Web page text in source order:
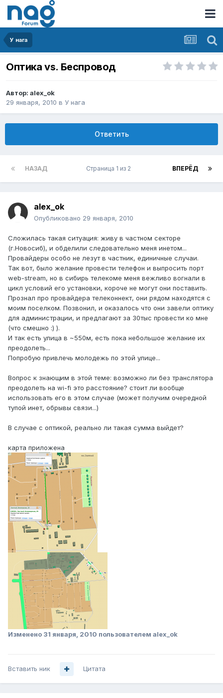
У нага
Оптика vs. Беспровод
Автор: alex_ok
29 января, 2010 в У нага
Ответить
НАЗАД ВПЕРЁД
Страница 1 из 2
alex_ok
Опубликовано 29 января, 2010
Сложилась такая ситуация: живу в частном секторе
(г.Новосиб), и обделили следовательно меня инетом...
Провайдеры особо не лезут в частник, единичные случаи.
Так вот, было желание провести телефон и выпросить порт
web-stream, но в сибирь телекоме меня вежливо вогнали в
цикл условий его установки, короче не могут они поставить.
Прознал про провайдера телеконнект, они рядом находятся с
моим поселком. Позвонил, и оказалось что они завели оптику
для администрации, и предлагают за 30тыс провести ко мне
(что смешно :) ).
И так есть улица в ~550м, есть пока небольшое желание их
преодолеть...
Попробую привлечь молодежь по этой улице...
Вопрос к знающим в этой теме: возможно ли без транслятора
преодолеть на wi-fi это расстояние? стоит ли вообще
использовать его в этом случае (может получим очередной
тупой инет, обрывы связи...)
В случае с оптикой, реально ли такая сумма выйдет?
карта приложена
Изменено 31 января, 2010 пользователем alex_ok
Вставить ник Цитата